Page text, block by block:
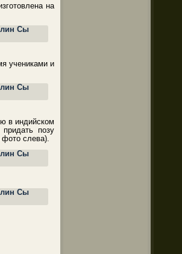
на
учениками и
в индийском
позу
фото слева).